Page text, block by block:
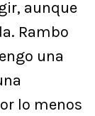
aunque
Rambo
una
lo menos